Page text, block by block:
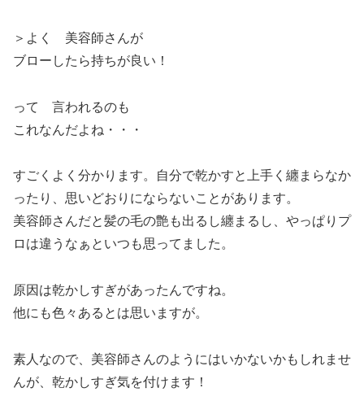
＞よく 美容師さんが
ブローしたら持ちが良い！
って 言われるのも
これなんだよね・・・
すごくよく分かります。自分で乾かすと上手く纏まらなか
ったり、思いどおりにならないことがあります。
美容師さんだと髪の毛の艶も出るし纏まるし、やっぱりプ
ロは違うなぁといつも思ってました。
原因は乾かしすぎがあったんですね。
他にも色々あるとは思いますが。
素人なので、美容師さんのようにはいかないかもしれませ
んが、乾かしすぎ気を付けます！